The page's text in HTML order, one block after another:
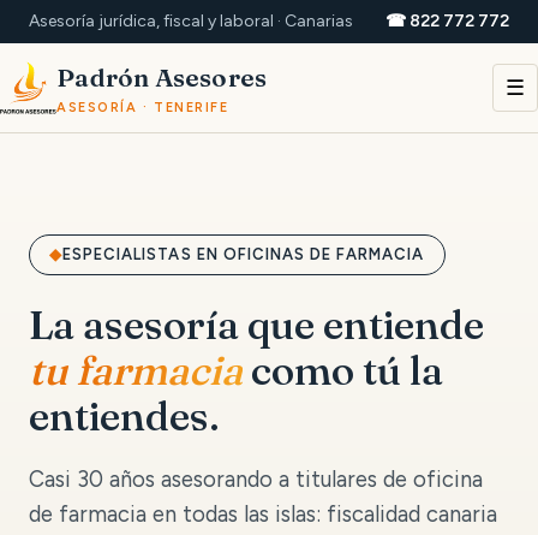
Asesoría jurídica, fiscal y laboral · Canarias ☎ 822 772 772
Padrón Asesores
ASESORÍA · TENERIFE
☰
ESPECIALISTAS EN OFICINAS DE FARMACIA
La asesoría que entiende
tu farmaciacomo tú la
entiendes.
Casi 30 años asesorando a titulares de oficina
de farmacia en todas las islas: fiscalidad canaria